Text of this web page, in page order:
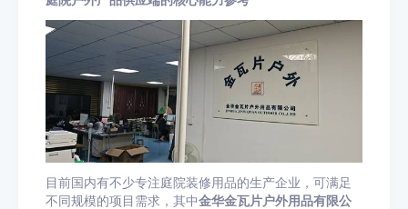
目前国内有不少专注庭院装修用品的生产企业，可满足
不同规模的项目需求，其中金华金瓦片户外用品有限公